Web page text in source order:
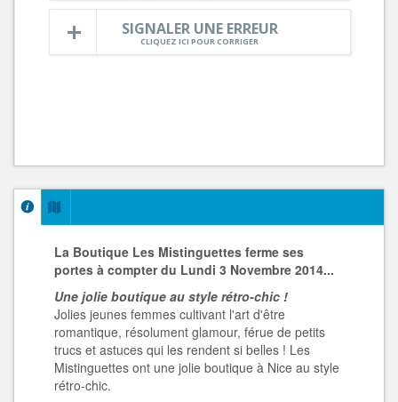
SIGNALER UNE ERREUR
CLIQUEZ ICI POUR CORRIGER
La Boutique Les Mistinguettes ferme ses
portes à compter du Lundi 3 Novembre 2014...
Une jolie boutique au style rétro-chic !
Jolies jeunes femmes cultivant l'art d'être
romantique, résolument glamour, férue de petits
trucs et astuces qui les rendent si belles ! Les
Mistinguettes ont une jolie boutique à Nice au style
rétro-chic.